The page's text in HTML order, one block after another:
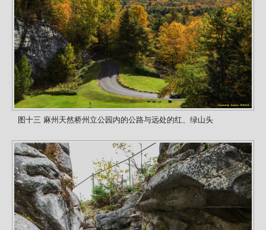
图十三 麻州天然桥州立公园内的公路与远处的红、绿山头